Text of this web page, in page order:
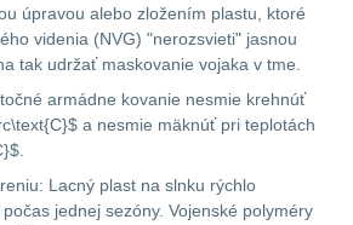
úpravou alebo zložením plastu, ktoré
videnia (NVG) "nerozsvieti" jasnou
tak udržať maskovanie vojaka v tme.
armádne kovanie nesmie krehnúť
a nesmie mäknúť pri teplotách
Lacný plast na slnku rýchlo
jednej sezóny. Vojenské polyméry